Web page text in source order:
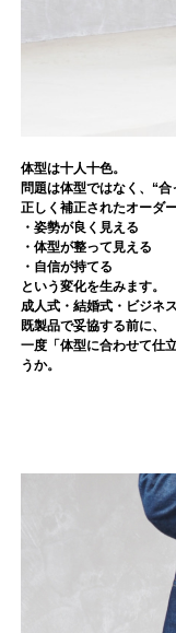
体型は十人十色。
問題は体型ではなく、“合
正しく補正されたオーダ
・姿勢が良く見える
・体型が整って見える
・自信が持てる
という変化を生みます。
成人式・結婚式・ビジネ
既製品で妥協する前に、
一度「体型に合わせて仕
うか。